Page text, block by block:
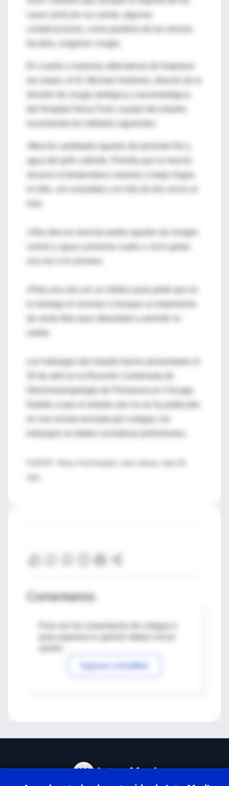
casos sanó por su cuenta, algunas
faciales, exigieron cirugía.
división de cirugía otológica y neurootológica
recomienda los métodos siguientes:
•Mezcle cantidades iguales de peróxido frío y
agua del grifo caliente. Permita que la mezcla
alcance la temperatura corporal y luego irrigue
•Otra idea es mezclar partes iguales de vinagre
común y agua y ponerse cuatro o cinco gotas
le extraiga el cerumen o busque un tratamiento
Los hallazgos del estudio fueron presentados el
Otorrinolaringología de Primavera en Chicago.
en una revista revisada por colegas, los
hallazgos se deben considerar preliminares.
Comentarios
Para ver los comentarios de colegas o
Ingresar a IntraMed